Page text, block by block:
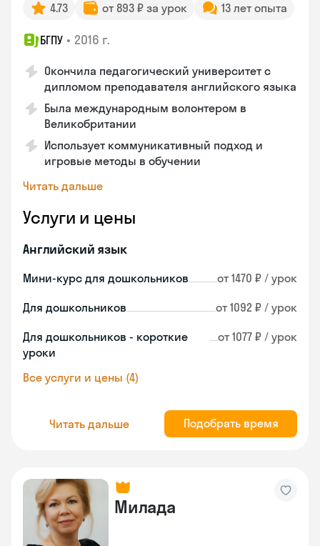
4.73 от 893 ₽ за урок 13 лет опыта
БГПУ • 2016 г.
Окончила педагогический университет с
дипломом преподавателя английского языка
Была международным волонтером в
Великобритании
Использует коммуникативный подход и
игровые методы в обучении
Читать дальше
Услуги и цены
Английский язык
Мини-курс для дошкольников от 1470 ₽ / урок
Для дошкольников от 1092 ₽ / урок
Для дошкольников - короткие
уроки
от 1077 ₽ / урок
Все услуги и цены (4)
Читать дальше Подобрать время
Милада